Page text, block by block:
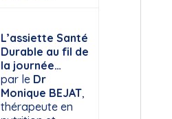
L’assiette Santé
Durable au fil de
la journée…
par le Dr
Monique BEJAT,
thérapeute en